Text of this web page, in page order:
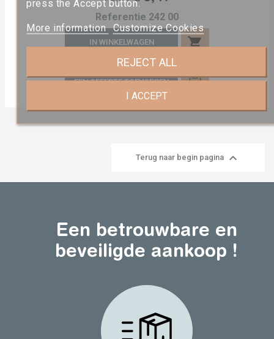
press the Accept button.
More information Customize Cookies
REJECT ALL
I ACCEPT
prijs
Referentie 242 00
IN WINKELWAGEN shopping_cart
EEN OFFERTE TOEVOEGEN
Terug naar begin pagina 
Een betrouwbare en
beveiligde aankoop !